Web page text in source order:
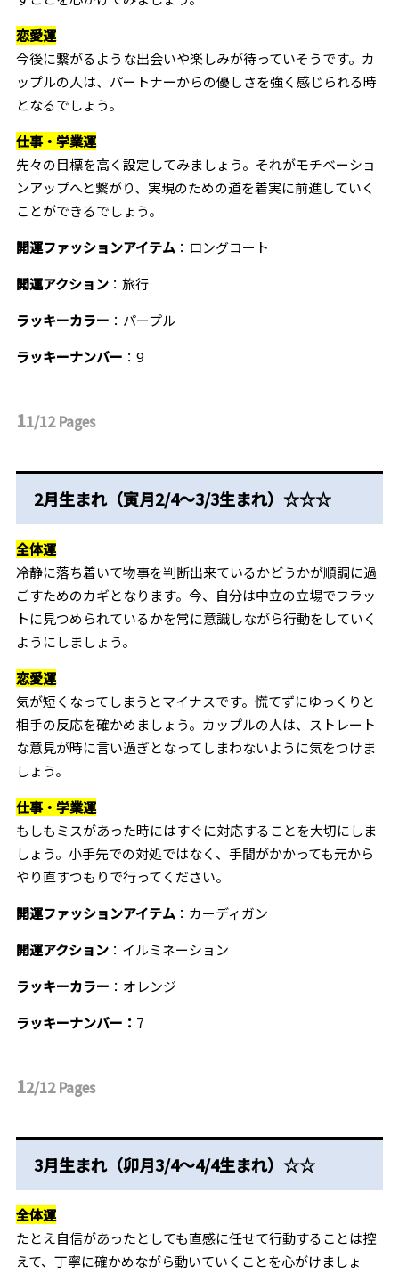
恋愛運
今後に繋がるような出会いや楽しみが待っていそうです。カ
ップルの人は、パートナーからの優しさを強く感じられる時
となるでしょう。
仕事・学業運
先々の目標を高く設定してみましょう。それがモチベーショ
ンアップへと繋がり、実現のための道を着実に前進していく
ことができるでしょう。
開運ファッションアイテム：ロングコート
開運アクション：旅行
ラッキーカラー ：パープル
ラッキーナンバー ：9
11/12Pages
2月生まれ（寅月2/4～3/3生まれ）☆☆☆
全体運
冷静に落ち着いて物事を判断出来ているかどうかが順調に過
ごすためのカギとなります。今、自分は中立の立場でフラッ
トに見つめられているかを常に意識しながら行動をしていく
ようにしましょう。
恋愛運
気が短くなってしまうとマイナスです。慌てずにゆっくりと
相手の反応を確かめましょう。カップルの人は、ストレート
な意見が時に言い過ぎとなってしまわないように気をつけま
しょう。
仕事・学業運
もしもミスがあった時にはすぐに対応することを大切にしま
しょう。小手先での対処ではなく、手間がかかっても元から
やり直すつもりで行ってください。
開運ファッションアイテム：カーディガン
開運アクション：イルミネーション
ラッキーカラー ：オレンジ
ラッキーナンバー： 7
12/12Pages
3月生まれ（卯月3/4～4/4生まれ）☆☆
全体運
たとえ自信があったとしても直感に任せて行動することは控
えて、丁寧に確かめながら動いていくことを心がけましょ